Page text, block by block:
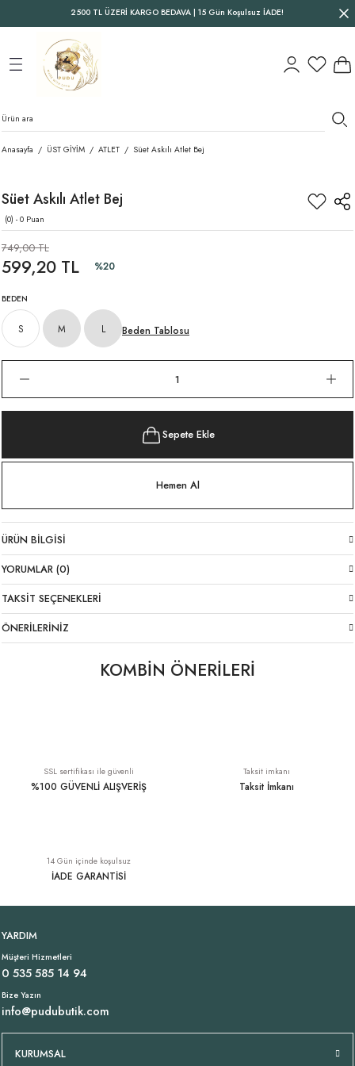
2500 TL ÜZERİ KARGO BEDAVA | 15 Gün Koşulsuz İADE!
Geri Dön
Geri Dön
Geri Dön
Anasayfa ÜST GİYİM ATLET Süet Askılı Atlet Bej
Süet Askılı Atlet Bej
(0) - 0 Puan
749,00 TL
599,20 TL %20
BEDEN
S M L Beden Tablosu
Sepete Ekle
Hemen Al
ÜRÜN BILGISI
YORUMLAR (0)
TAKSIT SEÇENEKLERI
ÖNERILERINIZ
KOMBİN ÖNERİLERİ
449,00 TL
279,20 TL
349,00 TL
SSL sertifikası ile güvenli
%100 GÜVENLİ ALIŞVERİŞ
Taksit imkanı
Taksit İmkanı
14 Gün içinde koşulsuz
İADE GARANTİSİ
YARDIM
Müşteri Hizmetleri
0 535 585 14 94
Bize Yazın
info@pudubutik.com
KURUMSAL